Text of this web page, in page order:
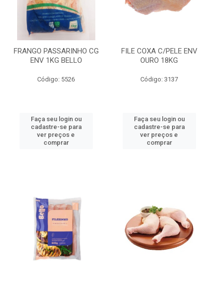
FRANGO PASSARINHO CG
ENV 1KG BELLO
Código: 5526
Faça seu login ou
cadastre-se para
ver preços e
comprar
FILE COXA C/PELE ENV
OURO 18KG
Código: 3137
Faça seu login ou
cadastre-se para
ver preços e
comprar